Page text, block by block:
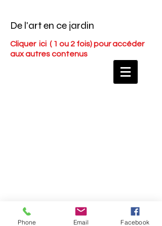
De l'art en ce jardin
Cliquer ici ( 1 ou 2 fois) pour accéder
aux autres contenus
Phone Email Facebook